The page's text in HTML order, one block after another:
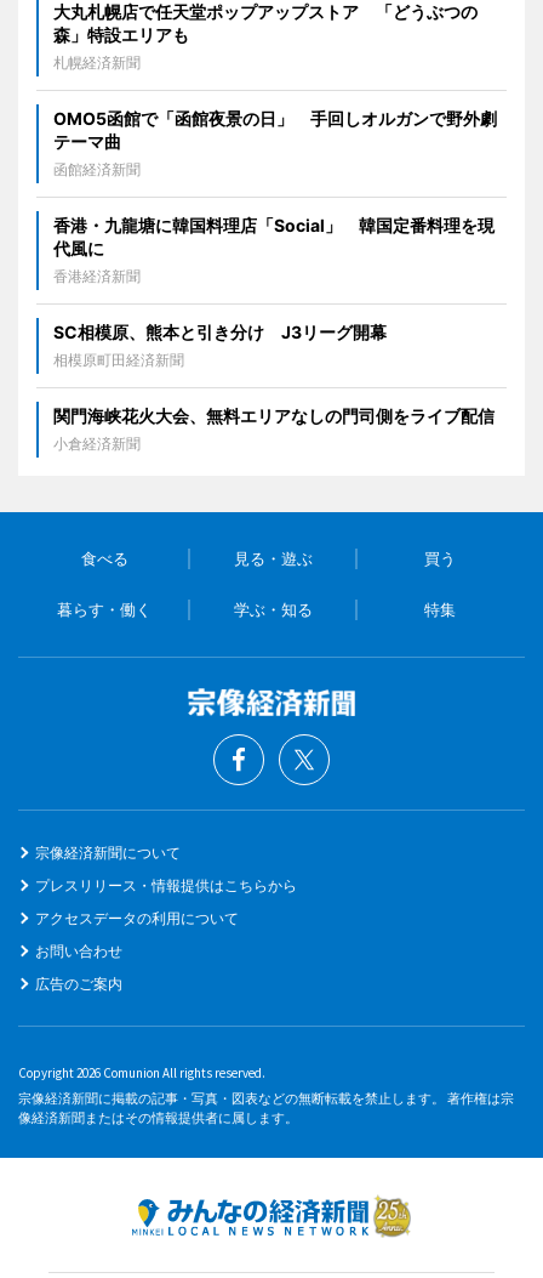
大丸札幌店で任天堂ポップアップストア 「どうぶつの
森」特設エリアも
札幌経済新聞
OMO5函館で「函館夜景の日」 手回しオルガンで野外劇
テーマ曲
函館経済新聞
香港・九龍塘に韓国料理店「Social」 韓国定番料理を現
代風に
香港経済新聞
SC相模原、熊本と引き分け J3リーグ開幕
相模原町田経済新聞
関門海峡花火大会、無料エリアなしの門司側をライブ配信
小倉経済新聞
食べる 見る・遊ぶ 買う
暮らす・働く 学ぶ・知る 特集
宗像経済新聞について
プレスリリース・情報提供はこちらから
アクセスデータの利用について
お問い合わせ
広告のご案内
Copyright 2026 Comunion All rights reserved.
宗像経済新聞に掲載の記事・写真・図表などの無断転載を禁止します。 著作権は宗
像経済新聞またはその情報提供者に属します。